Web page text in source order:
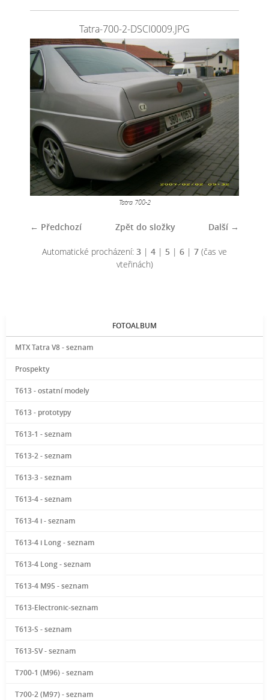
Tatra-700-2-DSCI0009.JPG
Tatra 700-2
← Předchozí Další →
Zpět do složky
Automatické procházení: 3 | 4 | 5 | 6 | 7 (čas ve
vteřinách)
FOTOALBUM
MTX Tatra V8 - seznam
Prospekty
T613 - ostatní modely
T613 - prototypy
T613-1 - seznam
T613-2 - seznam
T613-3 - seznam
T613-4 - seznam
T613-4 i - seznam
T613-4 i Long - seznam
T613-4 Long - seznam
T613-4 M95 - seznam
T613-Electronic-seznam
T613-S - seznam
T613-SV - seznam
T700-1 (M96) - seznam
T700-2 (M97) - seznam